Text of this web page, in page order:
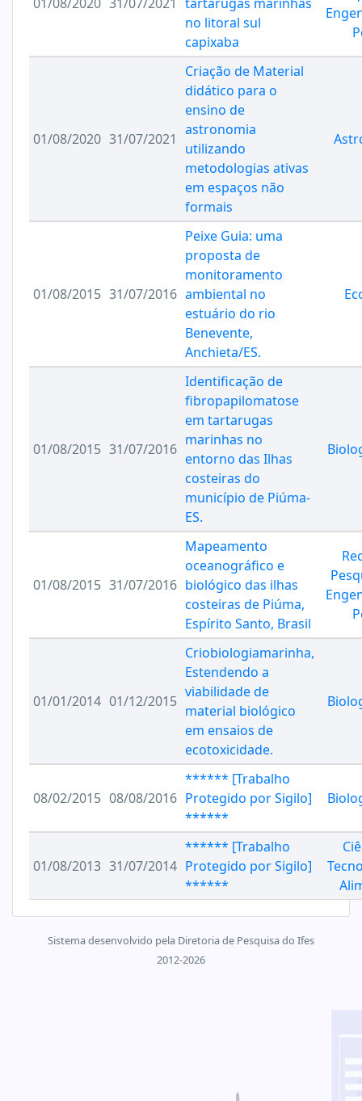
no litoral sul
capixaba
01/08/2020 31/07/2021
Criação de Material
didático para o
ensino de
astronomia
utilizando
metodologias ativas
em espaços não
formais
01/08/2015 31/07/2016
Peixe Guia: uma
proposta de
monitoramento
ambiental no
estuário do rio
Benevente,
Anchieta/ES.
01/08/2015 31/07/2016
Identificação de
fibropapilomatose
em tartarugas
marinhas no
entorno das Ilhas
costeiras do
município de Piúma-
ES.
01/08/2015 31/07/2016
Mapeamento
oceanográfico e
biológico das ilhas
costeiras de Piúma,
Espírito Santo, Brasil
01/01/2014 01/12/2015
Criobiologiamarinha,
Estendendo a
viabilidade de
material biológico
em ensaios de
ecotoxicidade.
08/02/2015 08/08/2016
****** [Trabalho
Protegido por Sigilo]
******
01/08/2013 31/07/2014
****** [Trabalho
Protegido por Sigilo]
******
Sistema desenvolvido pela Diretoria de Pesquisa do Ifes
2012-2026